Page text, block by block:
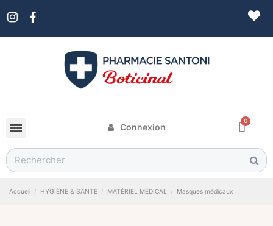
Connexion
Accueil HYGIÈNE & SANTÉ MATÉRIEL MÉDICAL Masques médicaux